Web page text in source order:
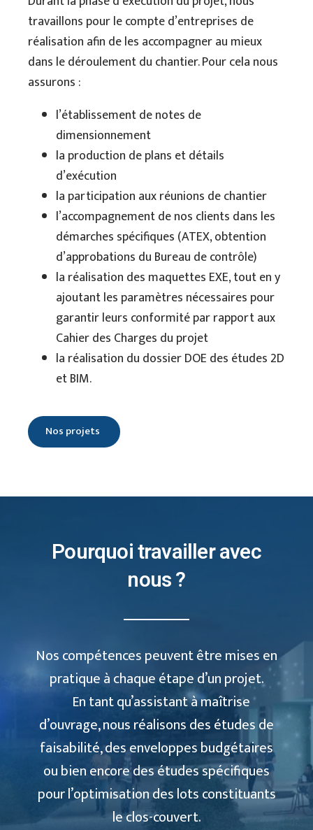
travaillons pour le compte d’entreprises de
réalisation afin de les accompagner au mieux
dans le déroulement du chantier. Pour cela nous
assurons :
l’établissement de notes de
dimensionnement
la production de plans et détails
d’exécution
la participation aux réunions de chantier
l’accompagnement de nos clients dans les
démarches spécifiques (ATEX, obtention
d’approbations du Bureau de contrôle)
la réalisation des maquettes EXE, tout en y
ajoutant les paramètres nécessaires pour
garantir leurs conformité par rapport aux
Cahier des Charges du projet
la réalisation du dossier DOE des études 2D
et BIM.
Nos projets
Pourquoi travailler avec
nous ?
Nos compétences peuvent être mises en
pratique à chaque étape d’un projet.
En tant qu’assistant à maîtrise
d’ouvrage, nous réalisons des études de
faisabilité, des enveloppes budgétaires
ou bien encore des études spécifiques
pour l’optimisation des lots constituants
le clos-couvert.